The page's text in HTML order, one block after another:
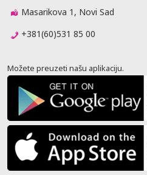
Masarikova 1, Novi Sad
+381(60)531 85 00
Možete preuzeti našu aplikaciju.